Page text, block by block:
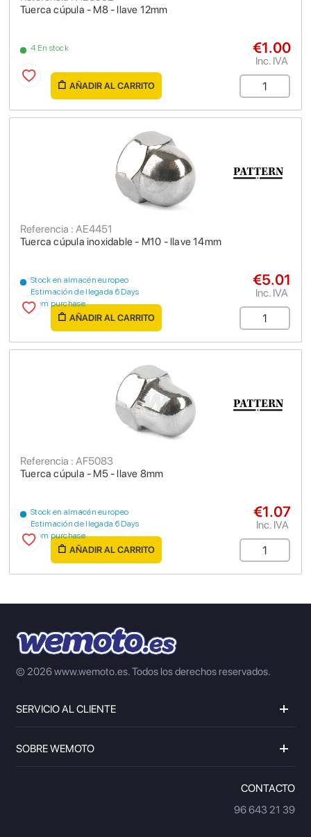
Tuerca cúpula - M8 - llave 12mm
4 En stock €1.00
Inc. IVA
AÑADIR AL CARRITO
Tuerca cúpula inoxidable - M10 - llave 14mm
Referencia : AE4451
Stock en almacén europeo
Estimación de llegada 6 Days
from purchase
€5.01
Inc. IVA
AÑADIR AL CARRITO
Tuerca cúpula - M5 - llave 8mm
Referencia : AF5083
Stock en almacén europeo
Estimación de llegada 6 Days
from purchase
€1.07
Inc. IVA
AÑADIR AL CARRITO
© 2026 www.wemoto.es.Todos los derechos reservados.
SERVICIO AL CLIENTE
SOBRE WEMOTO
CONTACTO
96 643 21 39